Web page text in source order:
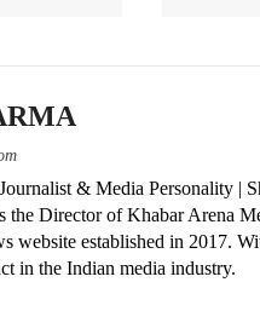
& Media Personality |
the Director of Khabar Arena
website established in 2017.
in the Indian media industry.